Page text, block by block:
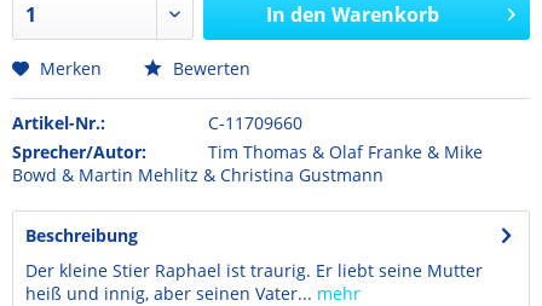
In den Warenkorb
Merken Bewerten
Artikel-Nr.:
C-11709660
Sprecher/Autor:
Tim Thomas & Olaf Franke & Mike
Bowd & Martin Mehlitz & Christina Gustmann
Beschreibung
Der kleine Stier Raphael ist traurig. Er liebt seine Mutter
heiß und innig, aber seinen Vater... mehr